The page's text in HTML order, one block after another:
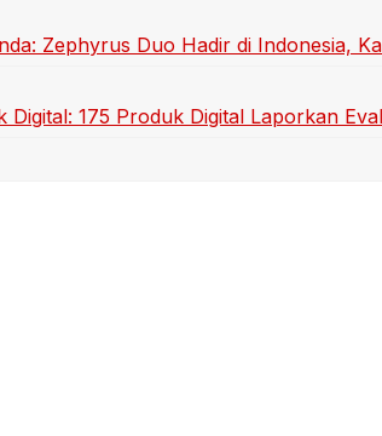
Zephyrus Duo Hadir di Indonesia,
Digital: 175 Produk Digital Laporkan